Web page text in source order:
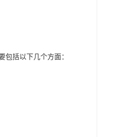
括以下几个方面：